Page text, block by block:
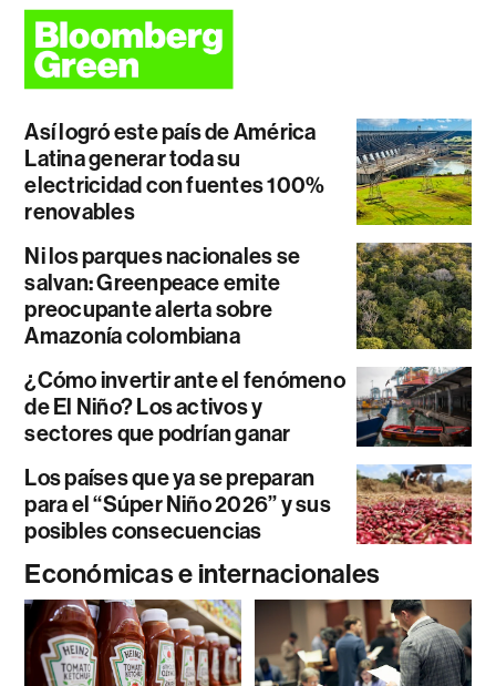
Así logró este país de América
Latina generar toda su
electricidad con fuentes 100%
renovables
Ni los parques nacionales se
salvan: Greenpeace emite
preocupante alerta sobre
Amazonía colombiana
¿Cómo invertir ante el fenómeno
de El Niño? Los activos y
sectores que podrían ganar
Los países que ya se preparan
para el “Súper Niño 2026” y sus
posibles consecuencias
Económicas e internacionales